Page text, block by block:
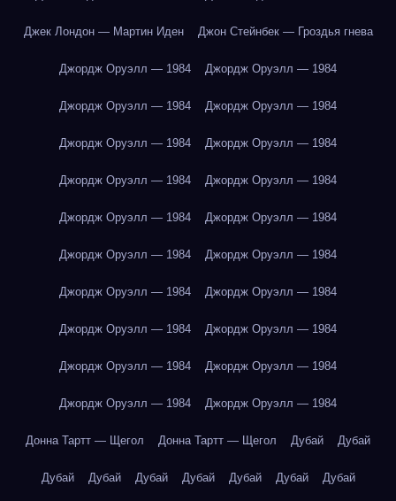
Джек Лондон — Мартин Иден Джон Стейнбек — Гроздья гнева
Джордж Оруэлл — 1984 Джордж Оруэлл — 1984
Джордж Оруэлл — 1984 Джордж Оруэлл — 1984
Джордж Оруэлл — 1984 Джордж Оруэлл — 1984
Джордж Оруэлл — 1984 Джордж Оруэлл — 1984
Джордж Оруэлл — 1984 Джордж Оруэлл — 1984
Джордж Оруэлл — 1984 Джордж Оруэлл — 1984
Джордж Оруэлл — 1984 Джордж Оруэлл — 1984
Джордж Оруэлл — 1984 Джордж Оруэлл — 1984
Джордж Оруэлл — 1984 Джордж Оруэлл — 1984
Джордж Оруэлл — 1984 Джордж Оруэлл — 1984
Донна Тартт — Щегол Донна Тартт — Щегол Дубай Дубай
Дубай Дубай Дубай Дубай Дубай Дубай Дубай